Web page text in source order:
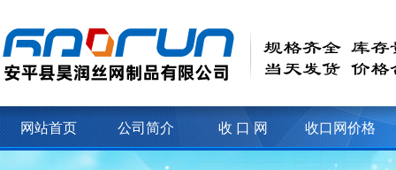
网站首页 公司简介 收 口 网 收口网价格